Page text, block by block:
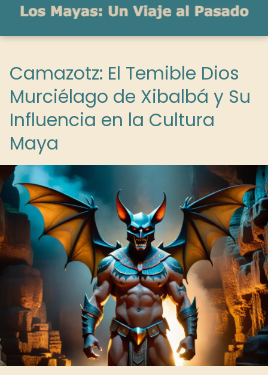
Camazotz: El Temible Dios
Murciélago de Xibalbá y Su
Influencia en la Cultura
Maya